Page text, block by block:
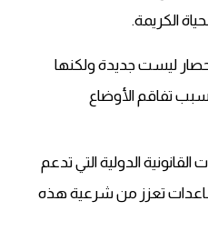
الكريمة.
ليست جديدة ولكنها
تفاقم الأوضاع
القانونية الدولية التي تدعم
تعزز من شرعية هذه